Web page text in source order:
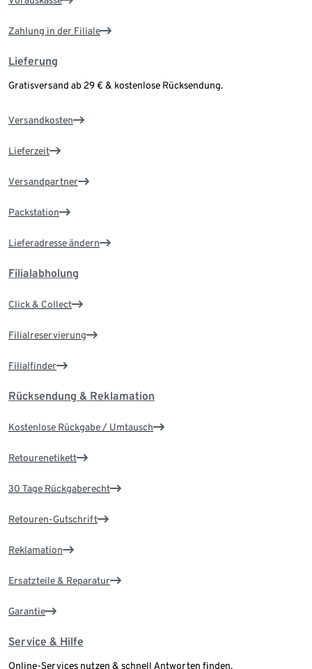
Zahlung in der Filiale
Lieferung
Gratisversand ab 29 € & kostenlose Rücksendung.
Versandkosten
Lieferzeit
Versandpartner
Packstation
Lieferadresse ändern
Filialabholung
Click & Collect
Filialreservierung
Filialfinder
Rücksendung & Reklamation
Kostenlose Rückgabe / Umtausch
Retourenetikett
30 Tage Rückgaberecht
Retouren-Gutschrift
Reklamation
Ersatzteile & Reparatur
Garantie
Service & Hilfe
Online-Services nutzen & schnell Antworten finden.